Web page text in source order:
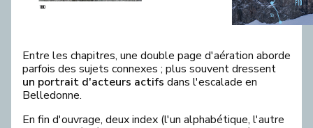
Entre les chapitres, une double page d'aération aborde
parfois des sujets connexes ; plus souvent dressent
un portrait d'acteurs actifs dans l'escalade en
Belledonne.
En fin d'ouvrage, deux index (l'un alphabétique, l'autre